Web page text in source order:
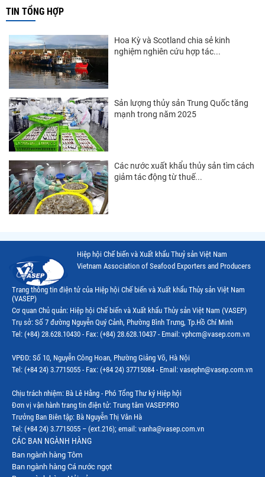
Thị trường Trung Quốc
Thị trường New Zealand
Thị trường Đài Loan
Thị trường Mỹ
Thị trường EU
Thị trường Nhật Bản
Thị trường Việt Nam
TIN TỔNG HỢP
Hoa Kỳ và Scotland chia sẻ kinh
nghiệm nghiên cứu hợp tác...
Sản lượng thủy sản Trung Quốc tăng
mạnh trong năm 2025
Các nước xuất khẩu thủy sản tìm cách
giảm tác động từ thuế...
Hiệp hội Chế biến và Xuất khẩu Thuỷ sản Việt Nam
Vietnam Association of Seafood Exporters and Producers
Trang thông tin điện tử của Hiệp hội Chế biến và Xuất khẩu Thủy sản Việt Nam
(VASEP)
Cơ quan Chủ quản: Hiệp hội Chế biến và Xuất khẩu Thủy sản Việt Nam (VASEP)
Trụ sở: Số 7 đường Nguyễn Quý Cảnh, Phường Bình Trưng, Tp.Hồ Chí Minh
Tel: (+84) 28.628.10430 - Fax: (+84) 28.628.10437 - Email: vphcm@vasep.com.vn
VPĐD: Số 10, Nguyễn Công Hoan, Phường Giảng Võ, Hà Nội
Tel: (+84 24) 3.7715055 - Fax: (+84 24) 37715084 - Email: vasephn@vasep.com.vn
Chịu trách nhiệm: Bà Lê Hằng - Phó Tổng Thư ký Hiệp hội
Đơn vị vận hành trang tin điện tử: Trung tâm VASEP.PRO
Trưởng Ban Biên tập: Bà Nguyễn Thị Vân Hà
Tel: (+84 24) 3.7715055 – (ext.216); email: vanha@vasep.com.vn
CÁC BAN NGÀNH HÀNG
Ban ngành hàng Tôm
Ban ngành hàng Cá nước ngọt